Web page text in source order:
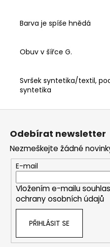
Barva je spíše hnědá
Obuv v šířce G.
Svršek syntetika/textil,
syntetika
Z
Odebírat newsletter
Nezmeškejte žádné
E-mail
Vložením e-mailu
ochrany osobních údajů
PŘIHLÁSIT SE